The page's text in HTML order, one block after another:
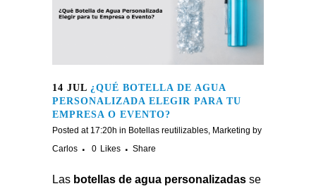
14 JUL ¿QUÉ BOTELLA DE AGUA
PERSONALIZADA ELEGIR PARA TU
EMPRESA O EVENTO?
Posted at 17:20h in Botellas reutilizables, Marketing by
Carlos
0 Likes Share
Las botellas de agua personalizadas se